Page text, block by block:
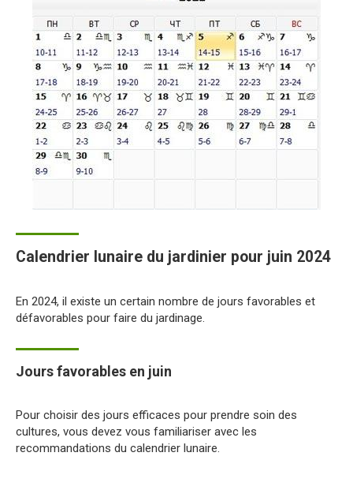
Calendrier lunaire du jardinier pour juin 2024
En 2024, il existe un certain nombre de jours favorables et
défavorables pour faire du jardinage.
Jours favorables en juin
Pour choisir des jours efficaces pour prendre soin des
cultures, vous devez vous familiariser avec les
recommandations du calendrier lunaire.